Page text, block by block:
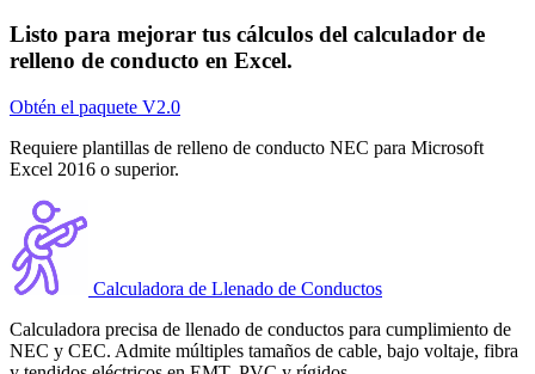
Listo para mejorar tus cálculos del calculador de
relleno de conducto en Excel.
Obtén el paquete V2.0
Requiere plantillas de relleno de conducto NEC para Microsoft
Excel 2016 o superior.
Calculadora de Llenado de Conductos
Calculadora precisa de llenado de conductos para cumplimiento de
NEC y CEC. Admite múltiples tamaños de cable, bajo voltaje, fibra